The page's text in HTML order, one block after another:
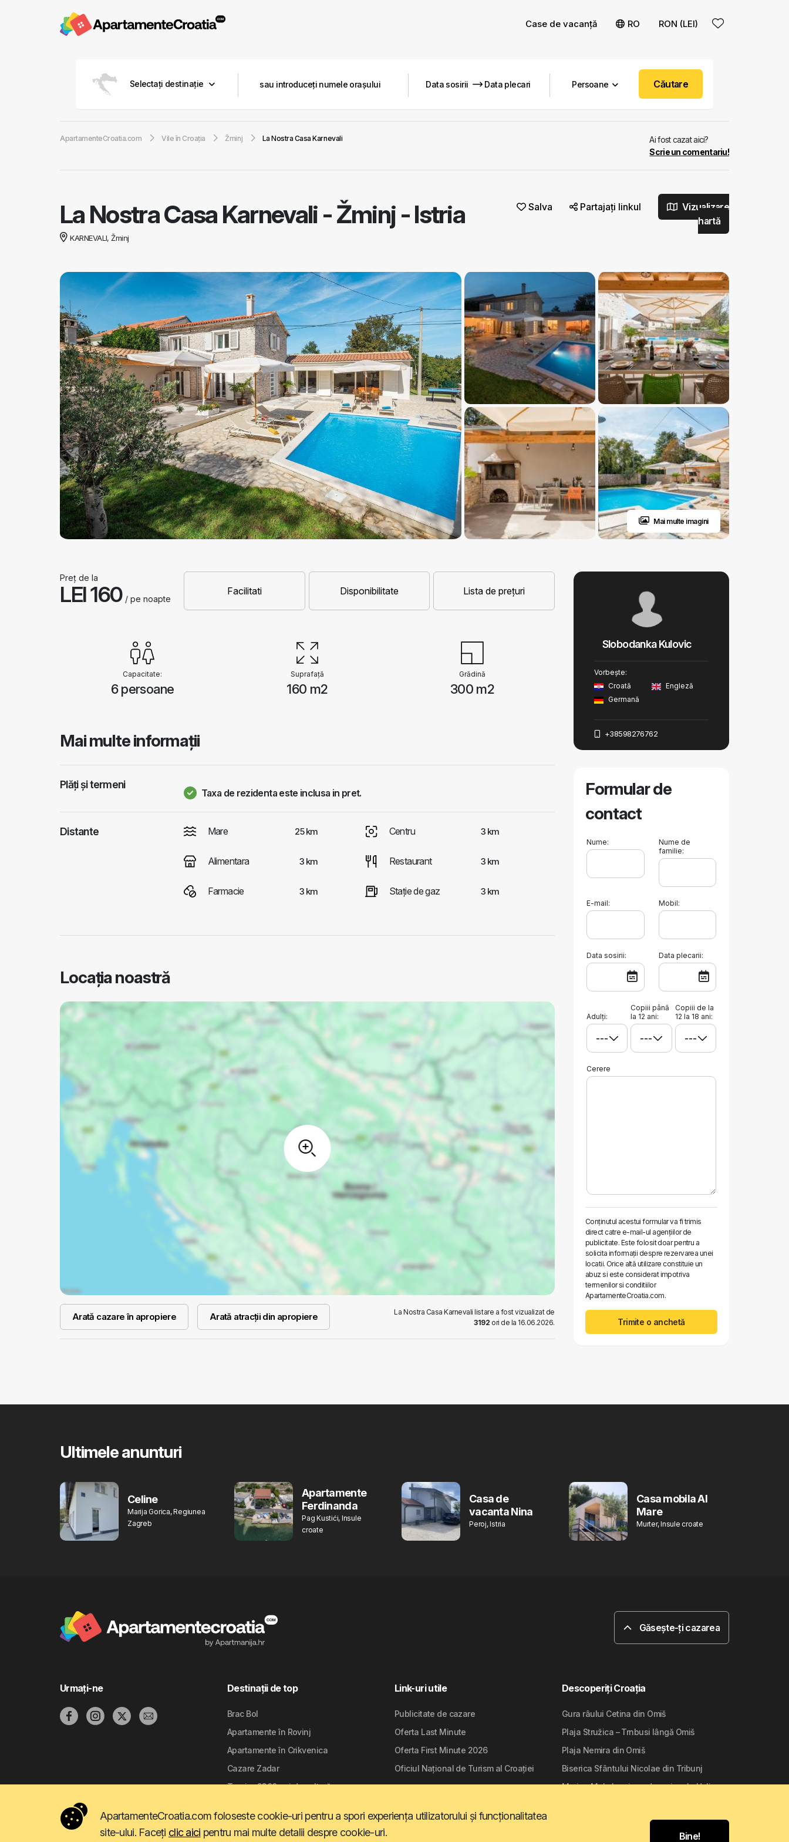
Case de vacanță RO RON (LEI)
Selectați destinație Persoane Căutare
ApartamenteCroatia.com Vile în Croaţia Žminj La Nostra Casa Karnevali
Ai fost cazat aici?
Scrie un comentariu!
La Nostra Casa Karnevali-Žminj - Istria
KARNEVALI, Žminj
Salva Partajați linkul
Vizualizare
hartă
Mai multe imagini
Preț de la
LEI 160/ pe noapte
Facilitati Disponibilitate Lista de prețuri
Capacitate:
6 persoane
Suprafață
160 m2
Grădină
300 m2
Mai multe informații
Plăți și termeni
Taxa de rezidenta este inclusa in pret.
Distante Mare 25 km Centru 3 km
Alimentara 3 km Restaurant 3 km
Farmacie 3 km Staţie de gaz 3 km
Locația noastră
Arată cazare în apropiere Arată atracții din apropiere
La Nostra Casa Karnevali listare a fost vizualizat de
3192 ori de la 16.06.2026.
Slobodanka Kulovic
Vorbește:
Croată
Engleză
Germană
+38598276762
Formular de
contact
Nume:
Nume de
familie:
E-mail: Mobil:
Data sosirii: Data plecarii:
Adulți:
Copiii până
la 12 ani:
Copiii de la
12 la 18 ani:
Cerere
Conţinutul acestui formular va fi trimis
direct catre e-mail-ul agenţiilor de
publicitate. Este folosit doar pentru a
solicita informaţii despre rezervarea unei
locatii. Orice altă utilizare constituie un
abuz si este considerat impotriva
termenilor si conditiilor
ApartamenteCroatia.com.
Trimite o anchetă
Ultimele anunturi
Celine
Marija Gorica, Regiunea
Zagreb
Apartamente
Ferdinanda
Pag Kustići, Insule
croate
Casa de
vacanta Nina
Peroj, Istria
Casa mobila Al
Mare
Murter, Insule croate
Găsește-ți cazarea
Urmați-ne Destinaţii de top
Brac Bol
Apartamente în Rovinj
Apartamente în Crikvenica
Cazare Zadar
Trogir - 2300 ani de cultură
Link-uri utile
Publicitate de cazare
Oferta Last Minute
Oferta First Minute 2026
Oficiul Național de Turism al Croației
Descoperiți Croația
Gura râului Cetina din Omiš
Plaja Stružica – Trnbusi lângă Omiš
Plaja Nemira din Omiš
Biserica Sfântului Nicolae din Tribunj
Marina Mala Lamjana de pe insula Ugljan
ApartamenteCroatia.com foloseste cookie-uri pentru a spori experiența utilizatorului și funcționalitatea
site-ului. Faceți clic aici pentru mai multe detalii despre cookie-uri. Bine!